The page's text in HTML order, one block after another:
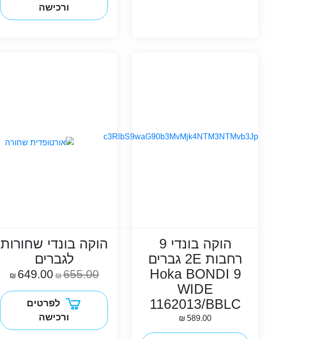
ורכישה
הוקה בונדי 9
רחבות 2E גברים
Hoka BONDI 9
WIDE
1162013/BBLC
₪ 589.00
הוקה בונדי שחורות
לגברים
₪655.00
₪ 649.00
לפרטים
ורכישה